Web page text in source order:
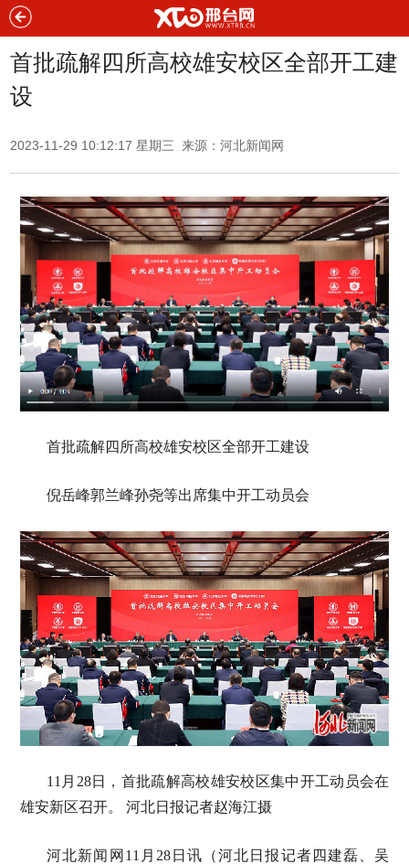
首批疏解四所高校雄安校区全部开工建
设
2023-11-29 10:12:17 星期三 来源：河北新闻网
首批疏解四所高校雄安校区全部开工建设
倪岳峰郭兰峰孙尧等出席集中开工动员会
11月28日，首批疏解高校雄安校区集中开工动员会在
雄安新区召开。 河北日报记者赵海江摄
河北新闻网11月28日讯（河北日报记者四建磊、吴